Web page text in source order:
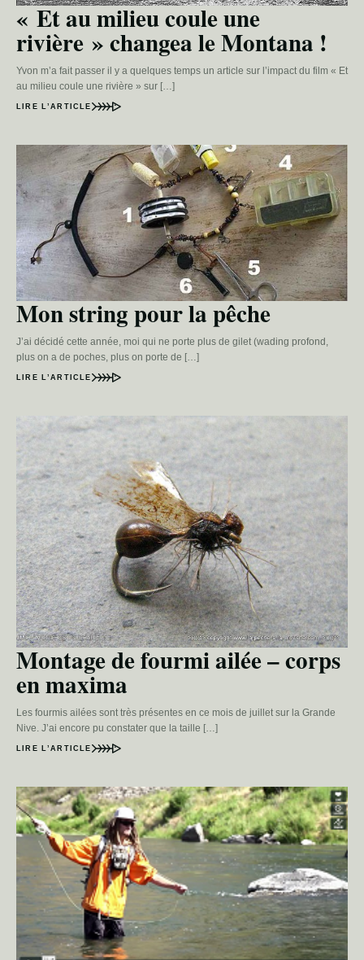
« Et au milieu coule une
rivière » changea le Montana !
Yvon m’a fait passer il y a quelques temps un article sur l’impact du film « Et
au milieu coule une rivière » sur […]
LIRE L’ARTICLE
Mon string pour la pêche
J’ai décidé cette année, moi qui ne porte plus de gilet (wading profond,
plus on a de poches, plus on porte de […]
LIRE L’ARTICLE
Montage de fourmi ailée – corps
en maxima
Les fourmis ailées sont très présentes en ce mois de juillet sur la Grande
Nive. J’ai encore pu constater que la taille […]
LIRE L’ARTICLE